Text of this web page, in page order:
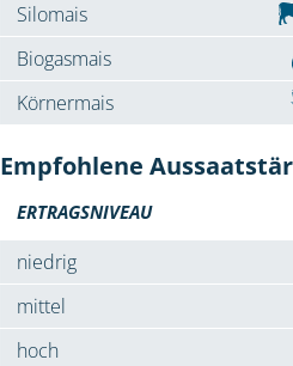
Silomais
Biogasmais
Körnermais
Empfohlene
ERTRAGSNIVEAU
niedrig
mittel
hoch